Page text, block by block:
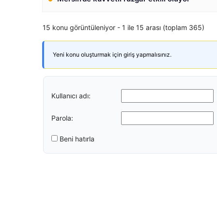
15 konu görüntüleniyor - 1 ile 15 arası (toplam 365)
Yeni konu oluşturmak için giriş yapmalısınız.
Kullanıcı adı:
Parola:
Beni hatırla